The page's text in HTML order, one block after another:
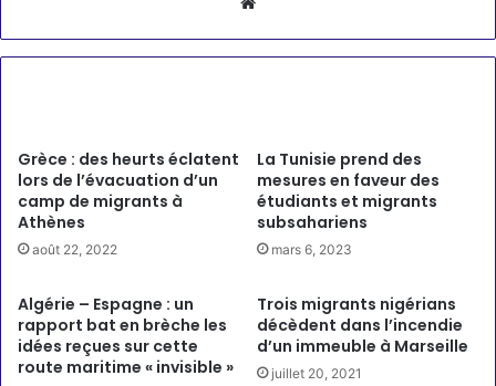
Grèce : des heurts éclatent
lors de l’évacuation d’un
camp de migrants à
Athènes
août 22, 2022
La Tunisie prend des
mesures en faveur des
étudiants et migrants
subsahariens
mars 6, 2023
Algérie – Espagne : un
rapport bat en brèche les
idées reçues sur cette
route maritime « invisible »
Trois migrants nigérians
décèdent dans l’incendie
d’un immeuble à Marseille
juillet 20, 2021